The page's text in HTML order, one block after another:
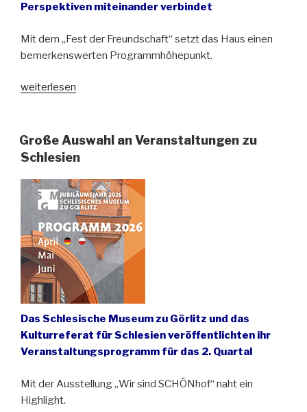
Perspektiven miteinander verbindet
Mit dem „Fest der Freundschaft“ setzt das Haus einen
bemerkenswerten Programmhöhepunkt.
„Frühling
Landesmuseum“
weiterlesen
Große Auswahl an Veranstaltungen zu
Schlesien
Das Schlesische Museum zu Görlitz und das
Kulturreferat für Schlesien veröffentlichten ihr
Veranstaltungsprogramm für das 2. Quartal
Mit der Ausstellung „Wir sind SCHÖNhof“ naht ein
Highlight.